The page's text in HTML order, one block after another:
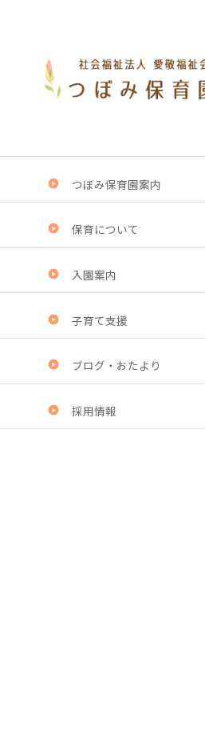
つぼみ保育園案内
保育について
入園案内
子育て支援
ブログ・おたより
採用情報